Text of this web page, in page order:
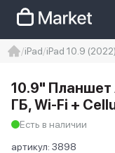
Iphone 14 pro max
iPad iPad 10.9 (2022)
10.9" Планшет
ГБ, Wi-Fi +
Есть в наличии
артикул: 3898